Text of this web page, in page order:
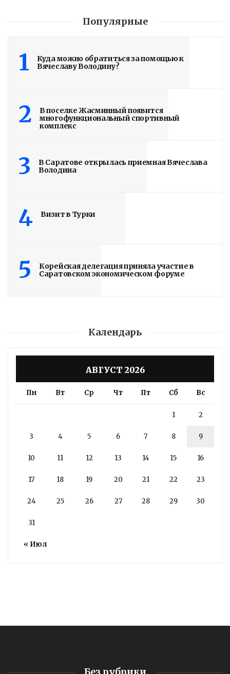
Популярные
1
Куда можно обратиться за помощью к
Вячеславу Володину?
2
В поселке Жасминный появится
многофункциональный спортивный
комплекс
3
В Саратове открылась приемная Вячеслава
Володина
4 Визит в Турки
5
Корейская делегация приняла участие в
Саратовском экономическом форуме
Календарь
АВГУСТ 2026
Пн Вт Ср Чт Пт Сб Вс
« Июл
1 2
3 4 5 6 7 8 9
10 11 12 13 14 15 16
17 18 19 20 21 22 23
24 25 26 27 28 29 30
31